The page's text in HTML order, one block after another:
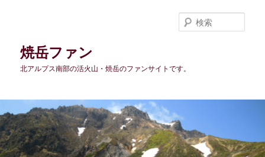
移
動
焼岳ファン
北アルプス南部の活火山・焼岳のファンサイトです。
索